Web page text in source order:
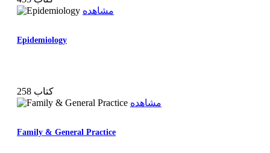
مشاهده
Epidemiology
258 کتاب
مشاهده
Family & General Practice